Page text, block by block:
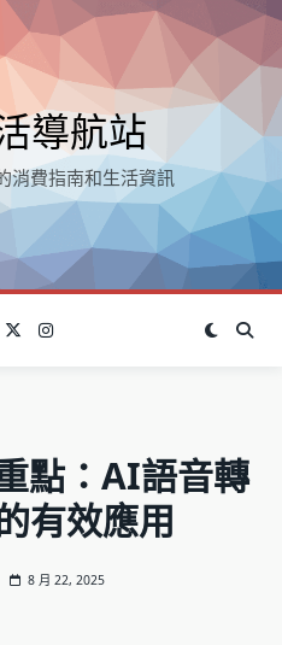
導航站
消費指南和生活資訊
點：AI語音轉
有效應用
8 月 22, 2025